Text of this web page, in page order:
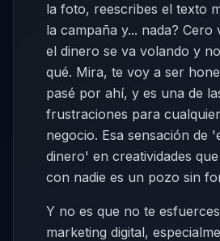
la foto, reescribes el texto
la campaña y... nada? Cero
el dinero se va volando y
qué. Mira, te voy a ser
pasé por ahí, y es una de
frustraciones para
negocio. Esa sensación de
dinero' en creatividades
con nadie es un pozo sin
Y no es que no te
marketing digital,